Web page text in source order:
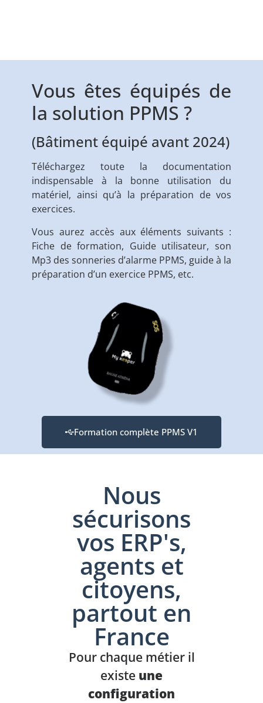
Vous êtes équipés de
la solution PPMS ?
(Bâtiment équipé avant 2024)
Téléchargez toute la documentation
indispensable à la bonne utilisation du
matériel, ainsi qu’à la préparation de vos
exercices.
Vous aurez accès aux éléments suivants :
Fiche de formation, Guide utilisateur, son
Mp3 des sonneries d’alarme PPMS, guide à la
préparation d’un exercice PPMS, etc.
Formation complète PPMS V1
Nous
sécurisons
vos ERP's,
agents et
citoyens,
partout en
France
Pour chaque métier il
existe une
configuration